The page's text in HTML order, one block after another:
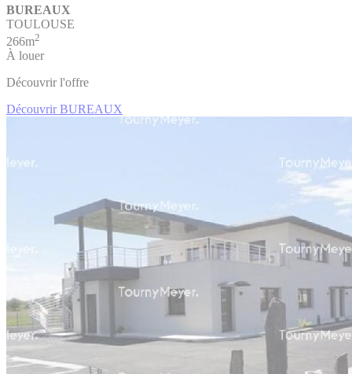
BUREAUX
TOULOUSE
266m2
À louer
Découvrir l'offre
Découvrir BUREAUX